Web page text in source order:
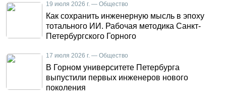
19 июля 2026 г. — Общество
Как сохранить инженерную мысль в эпоху
тотального ИИ. Рабочая методика Санкт-
Петербургского Горного
17 июля 2026 г. — Общество
В Горном университете Петербурга
выпустили первых инженеров нового
поколения